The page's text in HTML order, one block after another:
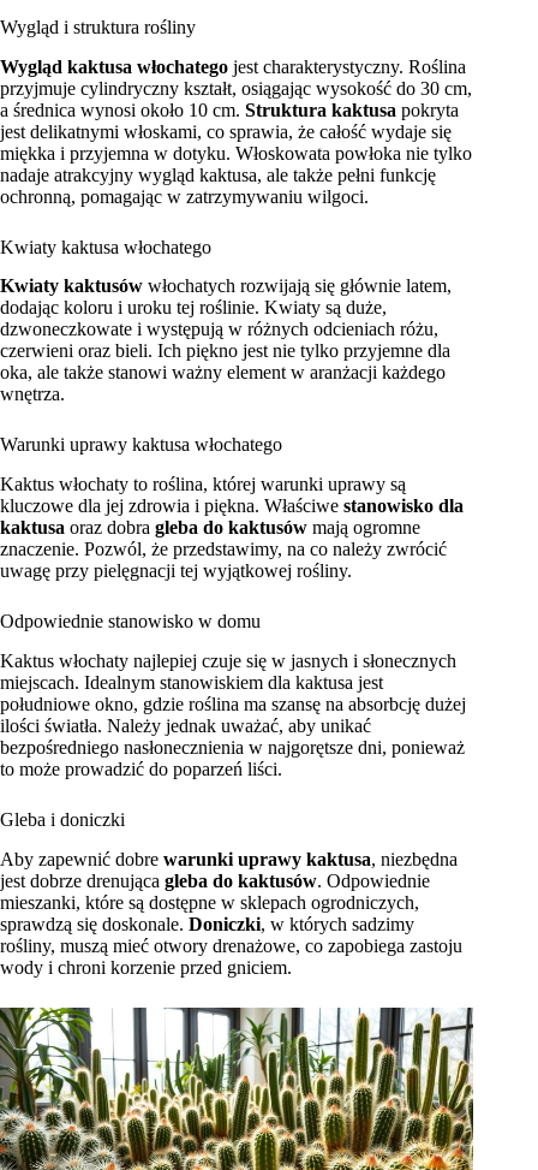
Wygląd i struktura rośliny
Wygląd kaktusa włochatego jest charakterystyczny. Roślina
przyjmuje cylindryczny kształt, osiągając wysokość do 30 cm,
a średnica wynosi około 10 cm. Struktura kaktusa pokryta
jest delikatnymi włoskami, co sprawia, że całość wydaje się
miękka i przyjemna w dotyku. Włoskowata powłoka nie tylko
nadaje atrakcyjny wygląd kaktusa, ale także pełni funkcję
ochronną, pomagając w zatrzymywaniu wilgoci.
Kwiaty kaktusa włochatego
Kwiaty kaktusów włochatych rozwijają się głównie latem,
dodając koloru i uroku tej roślinie. Kwiaty są duże,
dzwoneczkowate i występują w różnych odcieniach różu,
czerwieni oraz bieli. Ich piękno jest nie tylko przyjemne dla
oka, ale także stanowi ważny element w aranżacji każdego
wnętrza.
Warunki uprawy kaktusa włochatego
Kaktus włochaty to roślina, której warunki uprawy są
kluczowe dla jej zdrowia i piękna. Właściwe stanowisko dla
kaktusa oraz dobra gleba do kaktusów mają ogromne
znaczenie. Pozwól, że przedstawimy, na co należy zwrócić
uwagę przy pielęgnacji tej wyjątkowej rośliny.
Odpowiednie stanowisko w domu
Kaktus włochaty najlepiej czuje się w jasnych i słonecznych
miejscach. Idealnym stanowiskiem dla kaktusa jest
południowe okno, gdzie roślina ma szansę na absorbcję dużej
ilości światła. Należy jednak uważać, aby unikać
bezpośredniego nasłonecznienia w najgorętsze dni, ponieważ
to może prowadzić do poparzeń liści.
Gleba i doniczki
Aby zapewnić dobre warunki uprawy kaktusa, niezbędna
jest dobrze drenująca gleba do kaktusów. Odpowiednie
mieszanki, które są dostępne w sklepach ogrodniczych,
sprawdzą się doskonale. Doniczki, w których sadzimy
rośliny, muszą mieć otwory drenażowe, co zapobiega zastoju
wody i chroni korzenie przed gniciem.